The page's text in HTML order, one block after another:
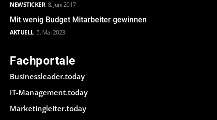
NEWSTICKER 8. Juni 2017
Mit wenig Budget Mitarbeiter gewinnen
AKTUELL 5. Mai 2023
Fachportale
Businessleader.today
IT-Management.today
Marketingleiter.today